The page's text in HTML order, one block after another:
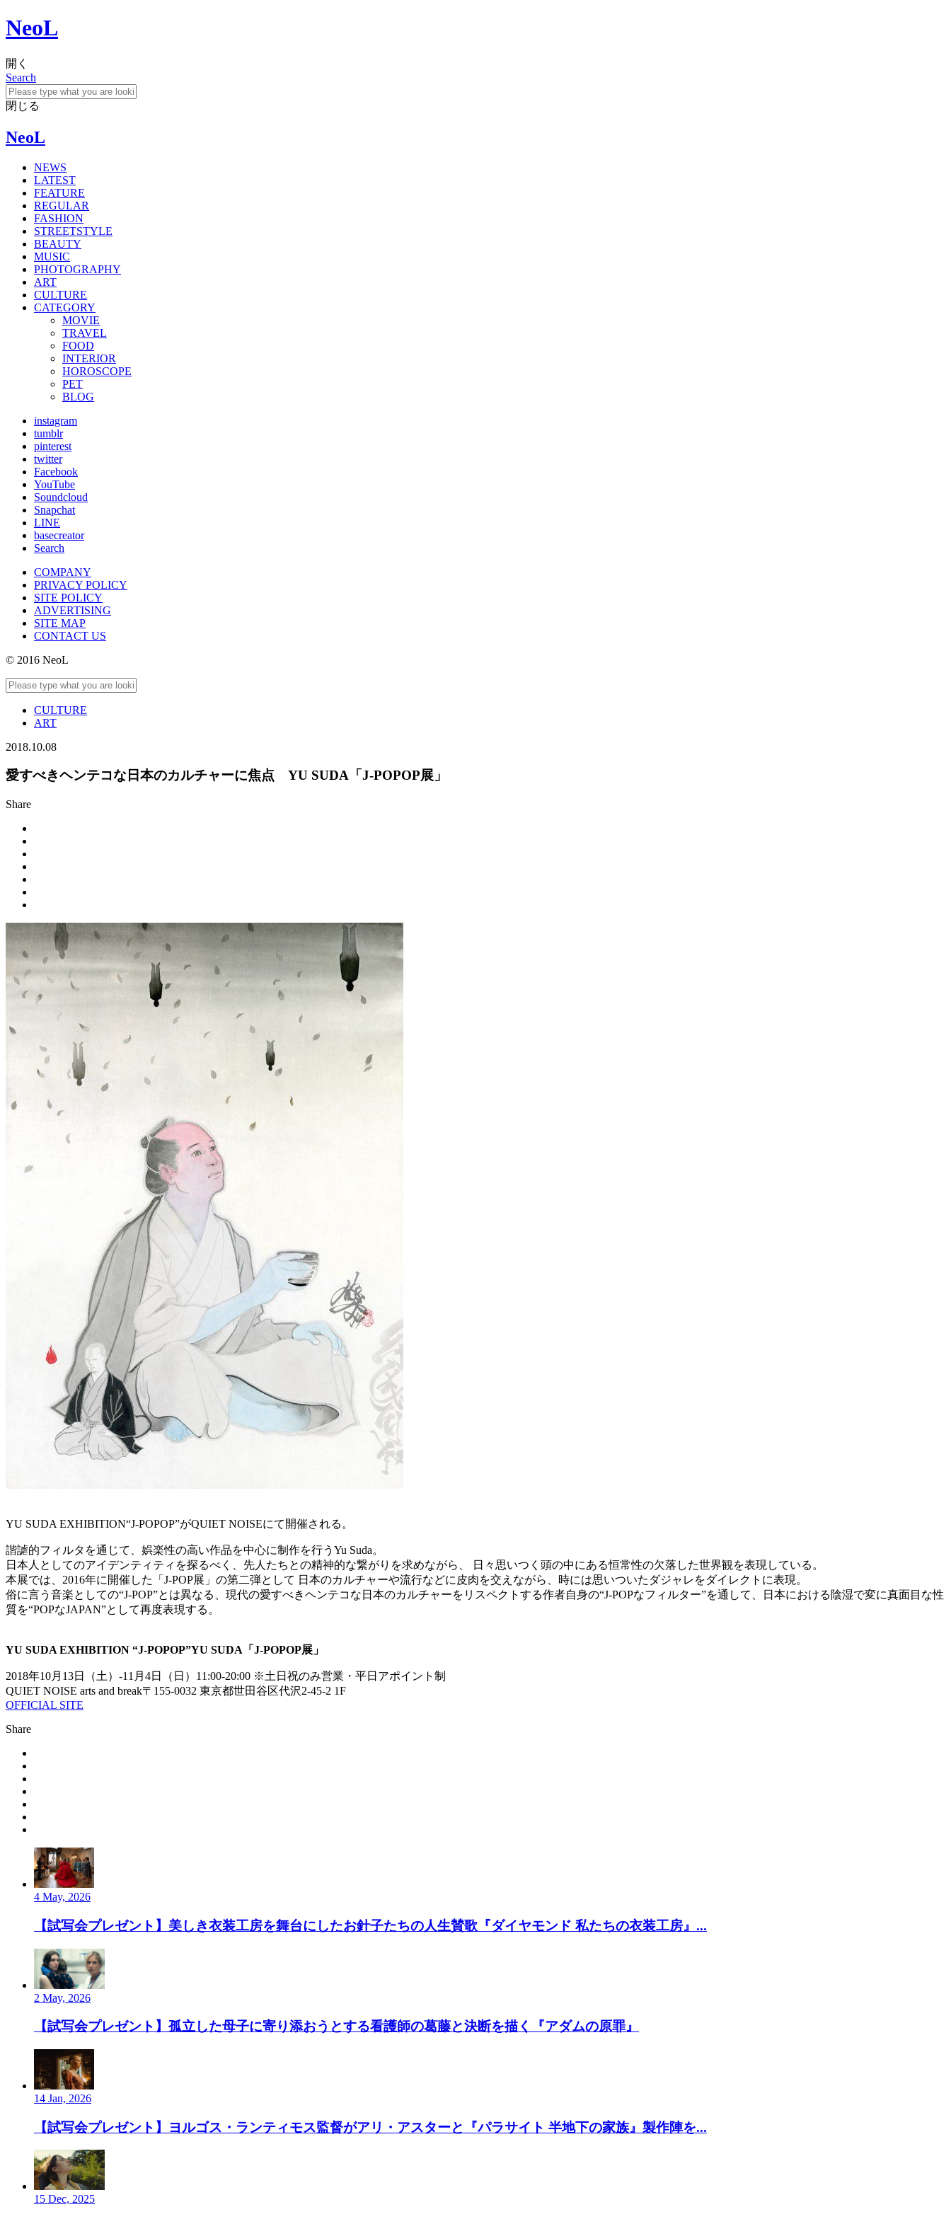
NeoL
開く
Search
閉じる
NeoL
NEWS
LATEST
FEATURE
REGULAR
FASHION
STREETSTYLE
BEAUTY
MUSIC
PHOTOGRAPHY
ART
CULTURE
CATEGORY
MOVIE
TRAVEL
FOOD
INTERIOR
HOROSCOPE
PET
BLOG
instagram
tumblr
pinterest
twitter
Facebook
YouTube
Soundcloud
Snapchat
LINE
basecreator
Search
COMPANY
PRIVACY POLICY
SITE POLICY
ADVERTISING
SITE MAP
CONTACT US
© 2016 NeoL
CULTURE
ART
2018.10.08
愛すべきヘンテコな日本のカルチャーに焦点 YU SUDA「J-POPOP展」
Share
YU SUDA EXHIBITION“J-POPOP”がQUIET NOISEにて開催される。
諧謔的フィルタを通じて、娯楽性の高い作品を中心に制作を行うYu Suda。
日本人としてのアイデンティティを探るべく、先人たちとの精神的な繋がりを求めながら、 日々思いつく頭の中にある恒常性の欠落した世界観を表現している。
本展では、2016年に開催した「J-POP展」の第二弾として 日本のカルチャーや流行などに皮肉を交えながら、時には思いついたダジャレをダイレクトに表現。
俗に言う音楽としての“J-POP”とは異なる、現代の愛すべきヘンテコな日本のカルチャーをリスペクトする作者自身の“J-POPなフィルター”を通して、日本における陰湿で変に真面目な性
質を“POPなJAPAN”として再度表現する。
YU SUDA EXHIBITION “J-POPOP”YU SUDA「J-POPOP展」
2018年10月13日（土）-11月4日（日）11:00-20:00 ※土日祝のみ営業・平日アポイント制
QUIET NOISE arts and break〒155-0032 東京都世田谷区代沢2-45-2 1F
OFFICIAL SITE
Share
4 May, 2026
【試写会プレゼント】美しき衣装工房を舞台にしたお針子たちの人生賛歌『ダイヤモンド 私たちの衣装工房』...
2 May, 2026
【試写会プレゼント】孤立した母子に寄り添おうとする看護師の葛藤と決断を描く『アダムの原罪』
14 Jan, 2026
【試写会プレゼント】ヨルゴス・ランティモス監督がアリ・アスターと『パラサイト 半地下の家族』製作陣を...
15 Dec, 2025